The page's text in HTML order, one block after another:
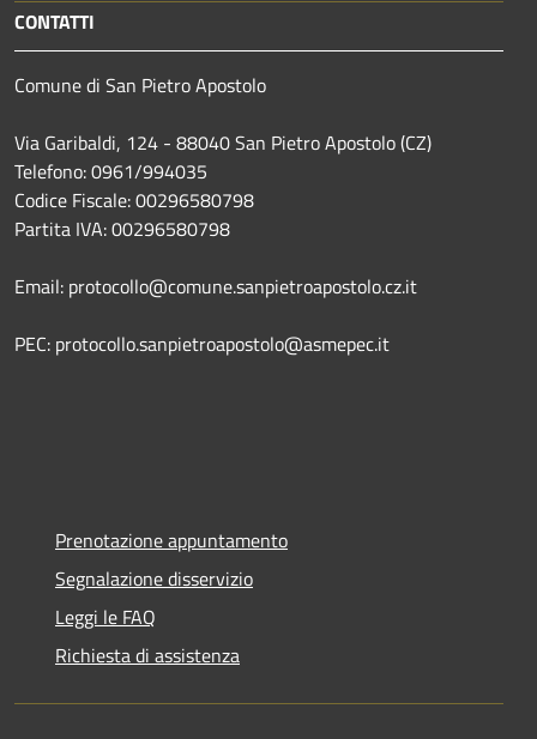
CONTATTI
Comune di San Pietro Apostolo
Via Garibaldi, 124 - 88040 San Pietro Apostolo (CZ)
Telefono: 0961/994035
Codice Fiscale: 00296580798
Partita IVA: 00296580798
Email: protocollo@comune.sanpietroapostolo.cz.it
PEC: protocollo.sanpietroapostolo@asmepec.it
Prenotazione appuntamento
Segnalazione disservizio
Leggi le FAQ
Richiesta di assistenza